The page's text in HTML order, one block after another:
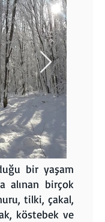
bir yaşam
alınan birçok
tilki, çakal,
köstebek ve